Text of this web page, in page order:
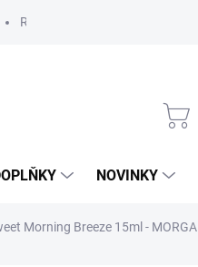
Reklamační řád
NOVINKY
Morning Breeze 15ml -